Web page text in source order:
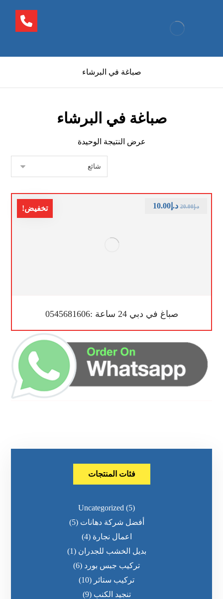
صباغة في البرشاء
صباغة في البرشاء
عرض النتيجة الوحيدة
تخفيض!
صباغ في دبي 24 ساعة :0545681606
د.إ20.00 د.إ10.00
فئات المنتجات
Uncategorized (5)
أفضل شركة دهانات (5)
اعمال نجارة (4)
بديل الخشب للجدران (1)
تركيب جبس بورد (6)
تركيب ستائر (10)
تنجيد الكنب (9)